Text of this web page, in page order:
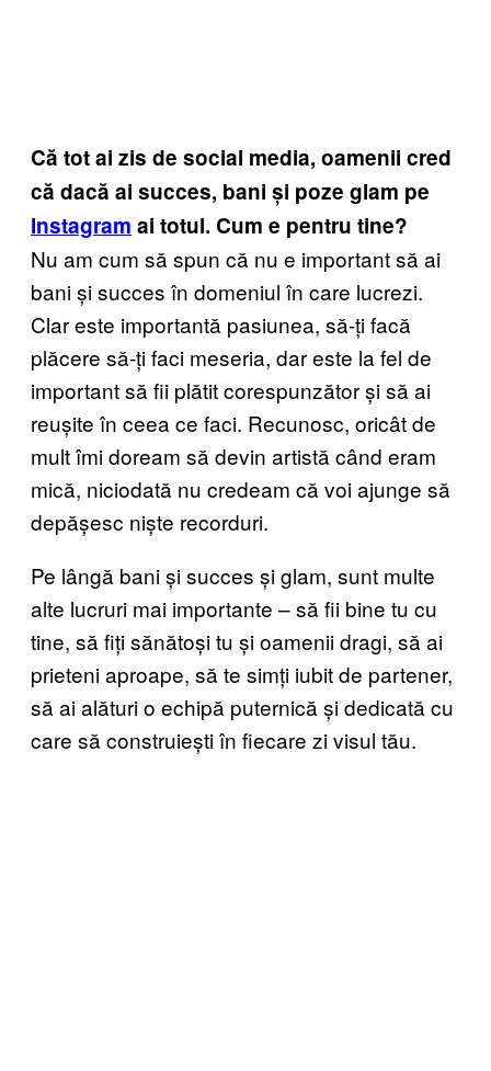
Că tot ai zis de social media, oamenii cred
că dacă ai succes, bani și poze glam pe
Instagram ai totul. Cum e pentru tine?
Nu am cum să spun că nu e important să ai
bani și succes în domeniul în care lucrezi.
Clar este importantă pasiunea, să-ți facă
plăcere să-ți faci meseria, dar este la fel de
important să fii plătit corespunzător și să ai
reușite în ceea ce faci. Recunosc, oricât de
mult îmi doream să devin artistă când eram
mică, niciodată nu credeam că voi ajunge să
depășesc niște recorduri.
Pe lângă bani și succes și glam, sunt multe
alte lucruri mai importante – să fii bine tu cu
tine, să fiți sănătoși tu și oamenii dragi, să ai
prieteni aproape, să te simți iubit de partener,
să ai alături o echipă puternică și dedicată cu
care să construiești în fiecare zi visul tău.